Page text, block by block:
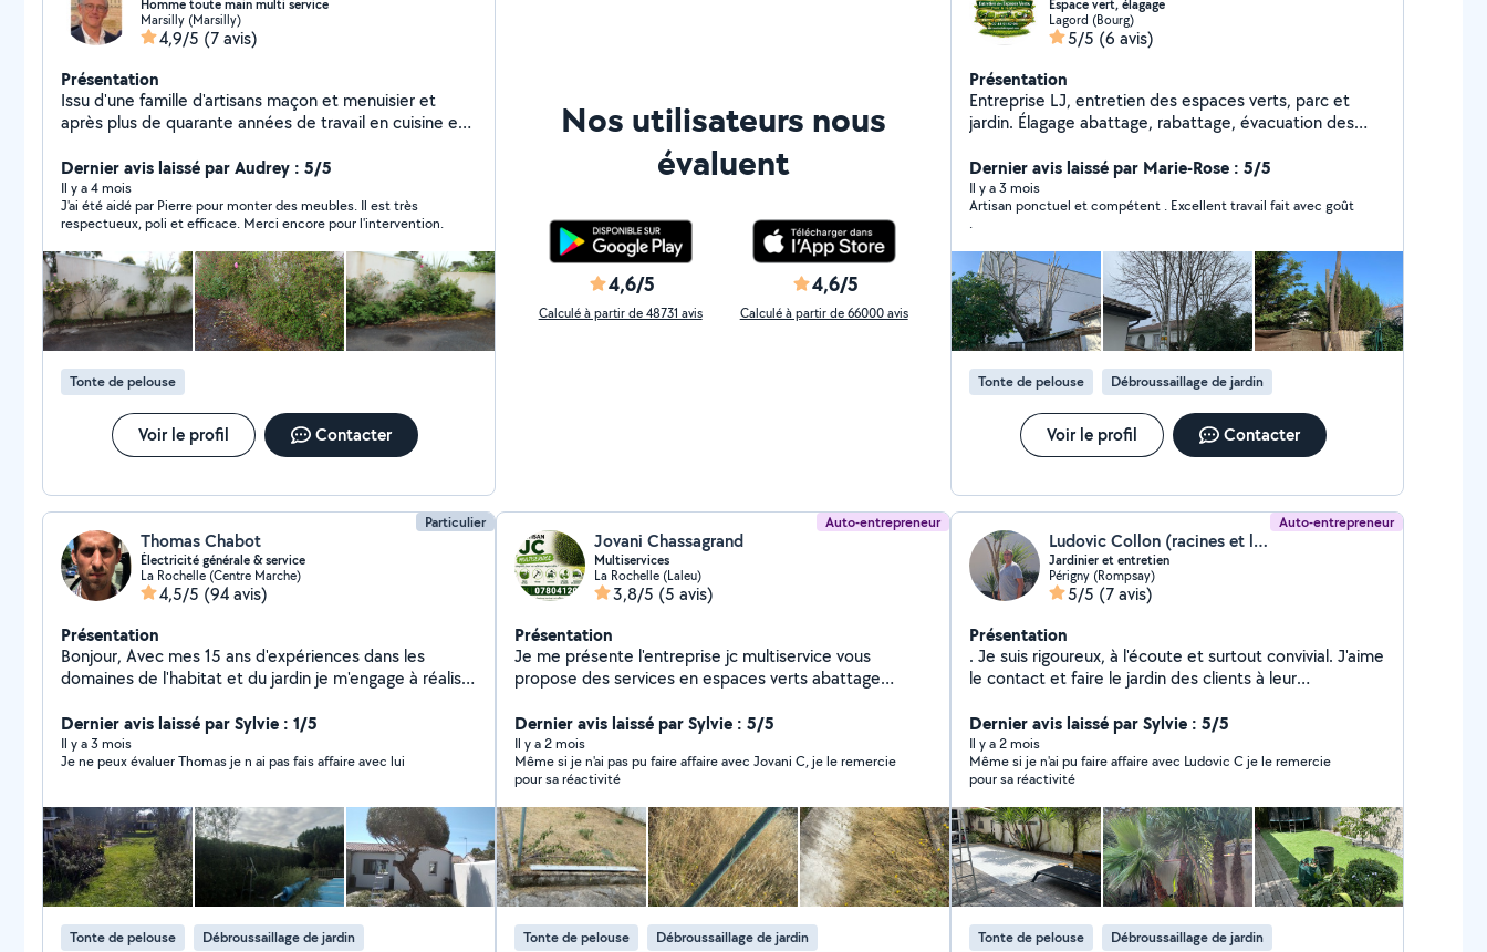
Homme toute main multi service
Marsilly (Marsilly)
4,9/5 (7 avis)
Présentation
Issu d'une famille d'artisans maçon et menuisier et
après plus de quarante années de travail en cuisine et
différentes demeures, je me mets aujourd'hui à votre
disposition. Nombreux outils, 4x4 pick-up et remorque,
tente de réception 50 m2,... Travail rapide et soigné,
étudie toutes demandes Chef à domicile, petites
réparations, entretien maison et jardin, coupe de bois,
débarrassage, nettoyage haute pression,... - Devis sur
demande. - TVA non applicable sur facture Il ne m'est
possible de répondre uniquement aux catégories : -
Bricolage et multi service - Montage meubles en kit -
Tonte pelouse et débroussaillage - Elagage et coupe
d'arbres,haies,arbustes - Manutention - Chef, aide à
domicile - Evacuation déchets Pas pour les annonces
maçonnerie
Dernier avis laissé par Audrey : 5/5
Il y a 4 mois
J'ai été aidé par Pierre pour monter des meubles. Il est très
respectueux, poli et efficace. Merci encore pour l'intervention.
Tonte de pelouse
Voir le profil Contacter
Nos utilisateurs nous
évaluent
4,6/5
Calculé à partir de 48731 avis
4,6/5
Calculé à partir de 66000 avis
Espace vert, élagage
Lagord (Bourg)
5/5 (6 avis)
Présentation
Entreprise LJ, entretien des espaces verts, parc et
jardin. Élagage abattage, rabattage, évacuation des
n'hésitez pas à me contacter je fais les particuliers et
les professionnels.
Dernier avis laissé par Marie-Rose : 5/5
Il y a 3 mois
Artisan ponctuel et compétent . Excellent travail fait avec goût
.
Tonte de pelouse Débroussaillage de jardin
Voir le profil Contacter
Particulier
Thomas Chabot
Électricité générale & service
La Rochelle (Centre Marche)
4,5/5 (94 avis)
Présentation
Bonjour, Avec mes 15 ans d'expériences dans les
domaines de l'habitat et du jardin je m'engage à réaliser
d'activités sont l'électricité et l'entretiens de jardin mais
je ne suis pas fermé à d'autres travaux. A voir. Merci
Dernier avis laissé par Sylvie : 1/5
Il y a 3 mois
Je ne peux évaluer Thomas je n ai pas fais affaire avec lui
Tonte de pelouse Débroussaillage de jardin
Auto-entrepreneur
Jovani Chassagrand
Multiservices
La Rochelle (Laleu)
3,8/5 (5 avis)
Présentation
Je me présente l'entreprise jc multiservice vous
propose des services en espaces verts abattage
nettoyage de massif taille de haie et de avec peinture
vous propose aussi de la maçonnerie nettoyage de
toiture nettoyage de gouttière etc évacuation de tout
type de déchets
Dernier avis laissé par Sylvie : 5/5
Il y a 2 mois
Même si je n'ai pas pu faire affaire avec Jovani C, je le remercie
pour sa réactivité
Tonte de pelouse Débroussaillage de jardin
Auto-entrepreneur
Ludovic Collon (racines et lumiere)
Jardinier et entretien
Périgny (Rompsay)
5/5 (7 avis)
Présentation
. Je suis rigoureux, à l'écoute et surtout convivial. J'aime
le contact et faire le jardin des clients à leur
Dernier avis laissé par Sylvie : 5/5
Il y a 2 mois
Même si je n'ai pu faire affaire avec Ludovic C je le remercie
pour sa réactivité
Tonte de pelouse Débroussaillage de jardin